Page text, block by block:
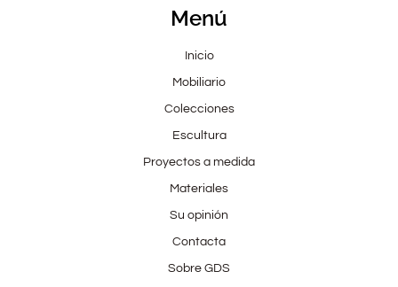
Menú
Inicio
Mobiliario
Colecciones
Escultura
Proyectos a medida
Materiales
Su opinión
Contacta
Sobre GDS